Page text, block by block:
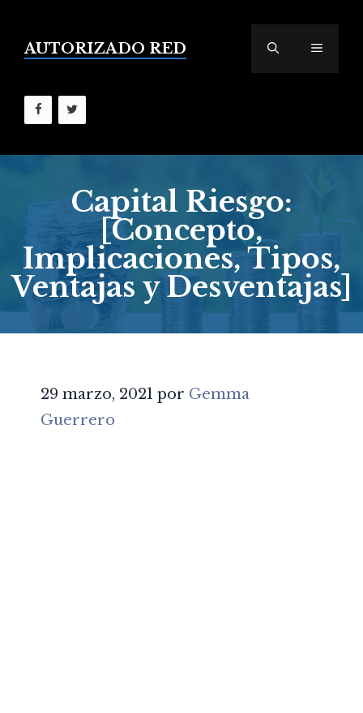
contenido
AUTORIZADO RED MENÚ
Capital Riesgo:
[Concepto,
Implicaciones, Tipos,
Ventajas y Desventajas]
29 marzo, 2021 por Gemma
Guerrero